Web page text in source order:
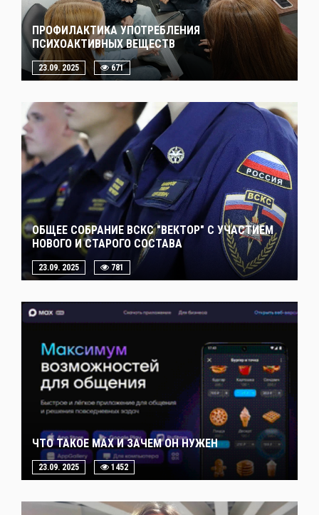
ПРОФИЛАКТИКА УПОТРЕБЛЕНИЯ
ПСИХОАКТИВНЫХ ВЕЩЕСТВ
23.09. 2025 671
ОБЩЕЕ СОБРАНИЕ ВСКС "ВЕКТОР" С УЧАСТИЕМ
НОВОГО И СТАРОГО СОСТАВА
23.09. 2025 781
ЧТО ТАКОЕ MAX И ЗАЧЕМ ОН НУЖЕН
23.09. 2025 1452